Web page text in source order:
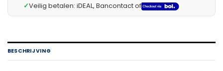
✓Veilig betalen: iDEAL, Bancontact of
BESCHRIJVING